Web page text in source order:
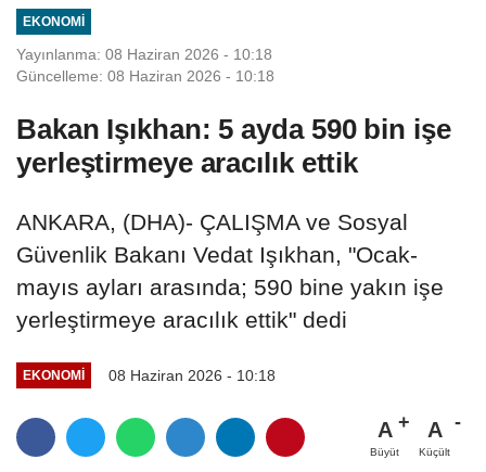
EKONOMI
Yayınlanma: 08 Haziran 2026 - 10:18
Güncelleme: 08 Haziran 2026 - 10:18
Bakan Işıkhan: 5 ayda 590 bin işe
yerleştirmeye aracılık ettik
ANKARA, (DHA)- ÇALIŞMA ve Sosyal
Güvenlik Bakanı Vedat Işıkhan, "Ocak-
mayıs ayları arasında; 590 bine yakın işe
yerleştirmeye aracılık ettik" dedi
EKONOMI 08 Haziran 2026 - 10:18
A
Büyüt
A
Küçült